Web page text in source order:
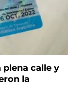
calle y
la